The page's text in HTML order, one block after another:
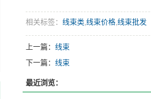
相关标签： 线束类线束价格线束批发
上一篇： 线束
下一篇： 线束
最近浏览：